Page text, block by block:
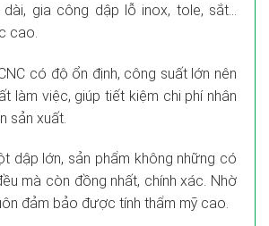
gia công dập lỗ inox, tole, sắt…
cao.
có độ ổn định, công suất lớn nên
làm việc, giúp tiết kiệm chi phí nhân
sản xuất.
dập lớn, sản phẩm không những có
mà còn đồng nhất, chính xác. Nhờ
đảm bảo được tính thẩm mỹ cao.